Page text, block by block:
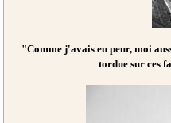
"Comme j'avais eu peur, moi
tordue sur ces